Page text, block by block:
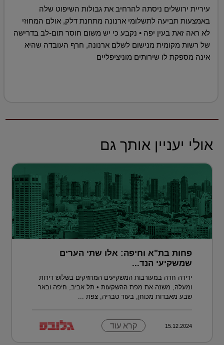
עיריית ירושלים ניסתה להרחיב את גבולות השיפוט שלה
באמצעות תביעה לתשלומי ארנונה מתחנת דלק, אולם המחוזי
לא ראה זאת בעין יפה • נקבע כי יש משום חוסר תום-לב בדרישה
של רשות מקומית מנישום לשלם ארנונה, חרף העובדה שהיא
אינה מספקת לו שירותים מוניציפליים
אולי יעניין אותך גם
פחות בת"א וחיפה: אלו שתי הערים
שמשקיעי הנד...
ירידה חדה במעורבות המשקיעים המחזיקים בשלוש דירות
ומעלה, משנה את מפת ההשקעות • תל אביב, חיפה ובאר
שבע מאבדות מכוחן, בעוד טבריה, צפת ...
15.12.2024 קרא עוד